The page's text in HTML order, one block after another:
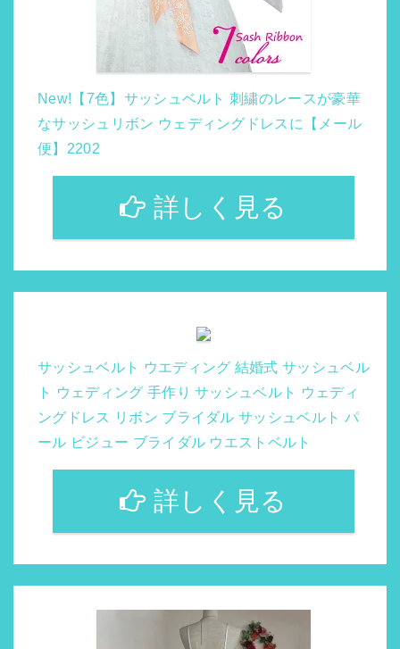
New!【7色】サッシュベルト 刺繍のレースが豪華
なサッシュリボン ウェディングドレスに【メール
便】2202
詳しく見る
サッシュベルト ウエディング 結婚式 サッシュベル
ト ウェディング 手作り サッシュベルト ウェディ
ングドレス リボン ブライダル サッシュベルト パ
ール ビジュー ブライダル ウエストベルト
詳しく見る